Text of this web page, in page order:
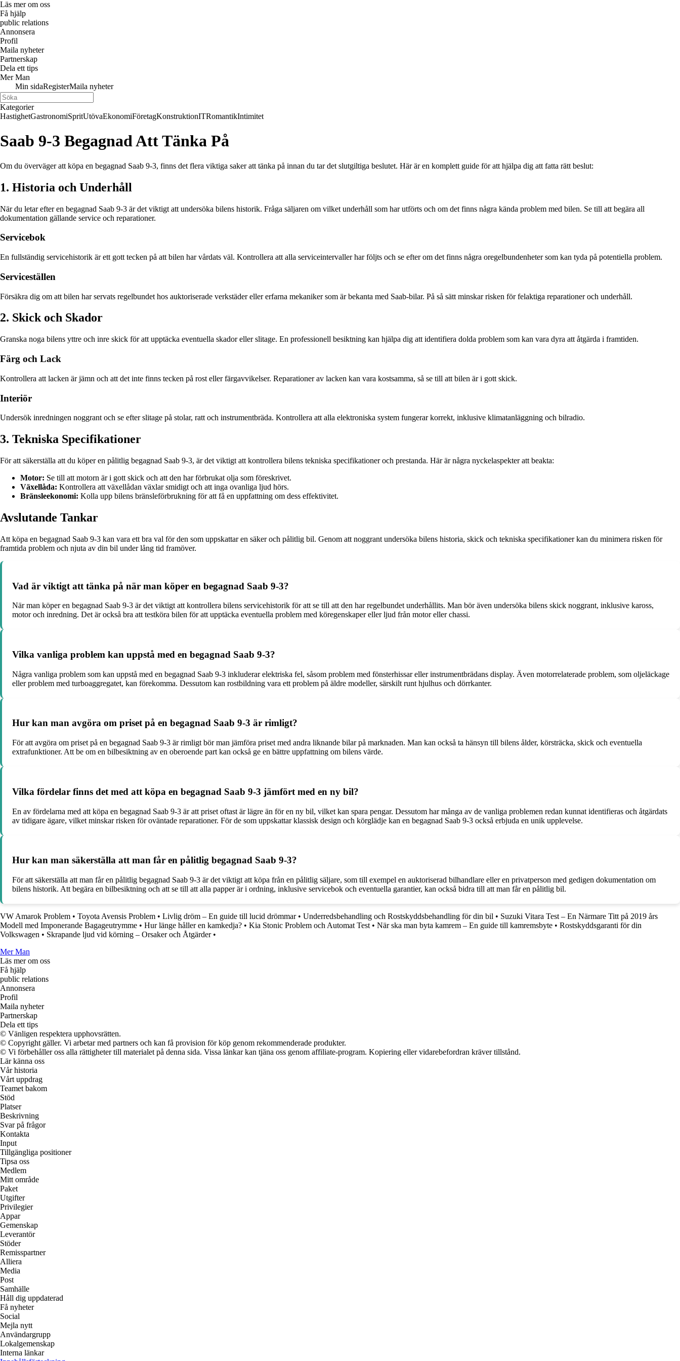
Läs mer om oss
Få hjälp
public relations
Annonsera
Profil
Maila nyheter
Partnerskap
Dela ett tips
Mer Man
Min sidaRegisterMaila nyheter
Kategorier
HastighetGastronomiSpritUtövaEkonomiFöretagKonstruktionITRomantikIntimitet
Saab 9-3 Begagnad Att Tänka På
Om du överväger att köpa en begagnad Saab 9-3, finns det flera viktiga saker att tänka på innan du tar det slutgiltiga beslutet. Här är en komplett guide för att hjälpa dig att fatta rätt beslut:
1. Historia och Underhåll
När du letar efter en begagnad Saab 9-3 är det viktigt att undersöka bilens historik. Fråga säljaren om vilket underhåll som har utförts och om det finns några kända problem med bilen. Se till att begära all
dokumentation gällande service och reparationer.
Servicebok
En fullständig servicehistorik är ett gott tecken på att bilen har vårdats väl. Kontrollera att alla serviceintervaller har följts och se efter om det finns några oregelbundenheter som kan tyda på potentiella problem.
Serviceställen
Försäkra dig om att bilen har servats regelbundet hos auktoriserade verkstäder eller erfarna mekaniker som är bekanta med Saab-bilar. På så sätt minskar risken för felaktiga reparationer och underhåll.
2. Skick och Skador
Granska noga bilens yttre och inre skick för att upptäcka eventuella skador eller slitage. En professionell besiktning kan hjälpa dig att identifiera dolda problem som kan vara dyra att åtgärda i framtiden.
Färg och Lack
Kontrollera att lacken är jämn och att det inte finns tecken på rost eller färgavvikelser. Reparationer av lacken kan vara kostsamma, så se till att bilen är i gott skick.
Interiör
Undersök inredningen noggrant och se efter slitage på stolar, ratt och instrumentbräda. Kontrollera att alla elektroniska system fungerar korrekt, inklusive klimatanläggning och bilradio.
3. Tekniska Specifikationer
För att säkerställa att du köper en pålitlig begagnad Saab 9-3, är det viktigt att kontrollera bilens tekniska specifikationer och prestanda. Här är några nyckelaspekter att beakta:
Motor: Se till att motorn är i gott skick och att den har förbrukat olja som föreskrivet.
Växellåda: Kontrollera att växellådan växlar smidigt och att inga ovanliga ljud hörs.
Bränsleekonomi: Kolla upp bilens bränsleförbrukning för att få en uppfattning om dess effektivitet.
Avslutande Tankar
Att köpa en begagnad Saab 9-3 kan vara ett bra val för den som uppskattar en säker och pålitlig bil. Genom att noggrant undersöka bilens historia, skick och tekniska specifikationer kan du minimera risken för
framtida problem och njuta av din bil under lång tid framöver.
Vad är viktigt att tänka på när man köper en begagnad Saab 9-3?
När man köper en begagnad Saab 9-3 är det viktigt att kontrollera bilens servicehistorik för att se till att den har regelbundet underhållits. Man bör även undersöka bilens skick noggrant, inklusive kaross,
motor och inredning. Det är också bra att testköra bilen för att upptäcka eventuella problem med köregenskaper eller ljud från motor eller chassi.
Vilka vanliga problem kan uppstå med en begagnad Saab 9-3?
Några vanliga problem som kan uppstå med en begagnad Saab 9-3 inkluderar elektriska fel, såsom problem med fönsterhissar eller instrumentbrädans display. Även motorrelaterade problem, som oljeläckage
eller problem med turboaggregatet, kan förekomma. Dessutom kan rostbildning vara ett problem på äldre modeller, särskilt runt hjulhus och dörrkanter.
Hur kan man avgöra om priset på en begagnad Saab 9-3 är rimligt?
För att avgöra om priset på en begagnad Saab 9-3 är rimligt bör man jämföra priset med andra liknande bilar på marknaden. Man kan också ta hänsyn till bilens ålder, körsträcka, skick och eventuella
extrafunktioner. Att be om en bilbesiktning av en oberoende part kan också ge en bättre uppfattning om bilens värde.
Vilka fördelar finns det med att köpa en begagnad Saab 9-3 jämfört med en ny bil?
En av fördelarna med att köpa en begagnad Saab 9-3 är att priset oftast är lägre än för en ny bil, vilket kan spara pengar. Dessutom har många av de vanliga problemen redan kunnat identifieras och åtgärdats
av tidigare ägare, vilket minskar risken för oväntade reparationer. För de som uppskattar klassisk design och körglädje kan en begagnad Saab 9-3 också erbjuda en unik upplevelse.
Hur kan man säkerställa att man får en pålitlig begagnad Saab 9-3?
För att säkerställa att man får en pålitlig begagnad Saab 9-3 är det viktigt att köpa från en pålitlig säljare, som till exempel en auktoriserad bilhandlare eller en privatperson med gedigen dokumentation om
bilens historik. Att begära en bilbesiktning och att se till att alla papper är i ordning, inklusive servicebok och eventuella garantier, kan också bidra till att man får en pålitlig bil.
VW Amarok Problem • Toyota Avensis Problem • Livlig dröm – En guide till lucid drömmar• Underredsbehandling och Rostskyddsbehandling för din bil • Suzuki Vitara Test – En Närmare Titt på 2019 års
Modell med Imponerande Bagageutrymme • Hur länge håller en kamkedja? • Kia Stonic Problem och Automat Test • När ska man byta kamrem – En guide till kamremsbyte • Rostskyddsgaranti för din
Volkswagen • Skrapande ljud vid körning – Orsaker och Åtgärder•
Mer Man
Läs mer om oss
Få hjälp
public relations
Annonsera
Profil
Maila nyheter
Partnerskap
Dela ett tips
© Vänligen respektera upphovsrätten.
© Copyright gäller. Vi arbetar med partners och kan få provision för köp genom rekommenderade produkter.
© Vi förbehåller oss alla rättigheter till materialet på denna sida. Vissa länkar kan tjäna oss genom affiliate-program. Kopiering eller vidarebefordran kräver tillstånd.
Lär känna oss
Vår historia
Vårt uppdrag
Teamet bakom
Stöd
Platser
Beskrivning
Svar på frågor
Kontakta
Input
Tillgängliga positioner
Tipsa oss
Medlem
Mitt område
Paket
Utgifter
Privilegier
Appar
Gemenskap
Leverantör
Stöder
Remisspartner
Alliera
Media
Post
Samhälle
Håll dig uppdaterad
Få nyheter
Social
Mejla nytt
Användargrupp
Lokalgemenskap
Interna länkar